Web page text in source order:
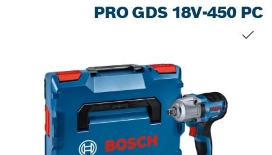
PRO GDS 18V-450 PC